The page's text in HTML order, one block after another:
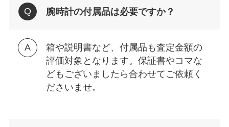
腕時計の付属品は必要ですか？
箱や説明書など、付属品も査定金額の
評価対象となります。保証書やコマな
どもございましたら合わせてご依頼く
ださいませ。